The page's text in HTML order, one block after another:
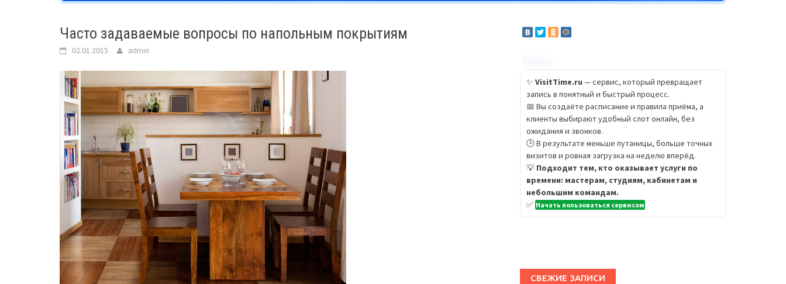
Часто задаваемые вопросы по напольным покрытиям
02.01.2015 admin
✨ VisitTime.ru — сервис, который превращает
запись в понятный и быстрый процесс.
📅 Вы создаёте расписание и правила приёма, а
клиенты выбирают удобный слот онлайн, без
ожидания и звонков.
🕒 В результате меньше путаницы, больше точных
визитов и ровная загрузка на неделю вперёд.
💡 Подходит тем, кто оказывает услуги по
времени: мастерам, студиям, кабинетам и
небольшим командам.
✅ Начать пользоваться сервисом
СВЕЖИЕ ЗАПИСИ